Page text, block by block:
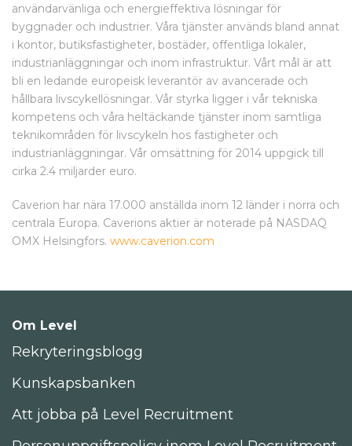
användarvänliga och energieffektiva lösningar för
byggnader och industrier. Våra tjänster används bland annat
i kontor, butiksfastigheter, bostäder, offentliga lokaler,
industrianläggningar och inom infrastruktur. Vårt mål är att
bli en ledande europeisk leverantör av avancerade och
hållbara livscykellösningar. Vår styrka ligger i vår tekniska
kompetens och våra heltäckande tjänster inom samtliga
teknikområden för livscykeln hos fastigheter och
industrianläggningar. Vår omsättning för 2014 uppgick till
cirka 2.4 miljarder euro.
Caverion har nära 17.000 anställda inom 12 länder i norra och
centrala Europa. Caverions aktier är noterade på NASDAQ
OMX Helsingfors. www.caverion.com
Om Level
Rekryteringsblogg
Kunskapsbanken
Att jobba på Level Recruitment